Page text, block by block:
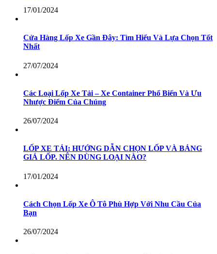
17/01/2024
Cửa Hàng Lốp Xe Gần Đây: Tìm Hiểu Và Lựa Chọn Tốt
Nhất
27/07/2024
Các Loại Lốp Xe Tải – Xe Container Phổ Biến Và Ưu
Nhược Điểm Của Chúng
26/07/2024
LỐP XE TẢI: HƯỚNG DẪN CHỌN LỐP VÀ BẢNG
GIÁ LỐP. NÊN DÙNG LOẠI NÀO?
17/01/2024
Cách Chọn Lốp Xe Ô Tô Phù Hợp Với Nhu Cầu Của
Bạn
26/07/2024